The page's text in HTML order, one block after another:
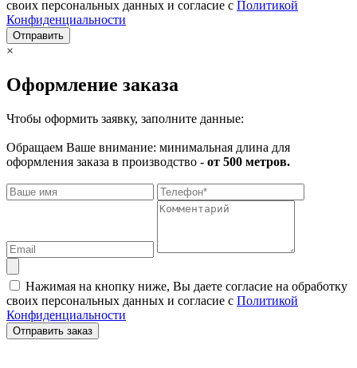
своих персональных данных и согласие с Политикой
Конфиденциальности
Отправить
×
Оформление заказа
Чтобы оформить заявку, заполните данные:
Обращаем Ваше внимание: минимальная длина для
оформления заказа в производство - от 500 метров.
Нажимая на кнопку ниже, Вы даете согласие на обработку
своих персональных данных и согласие с Политикой
Конфиденциальности
Отправить заказ